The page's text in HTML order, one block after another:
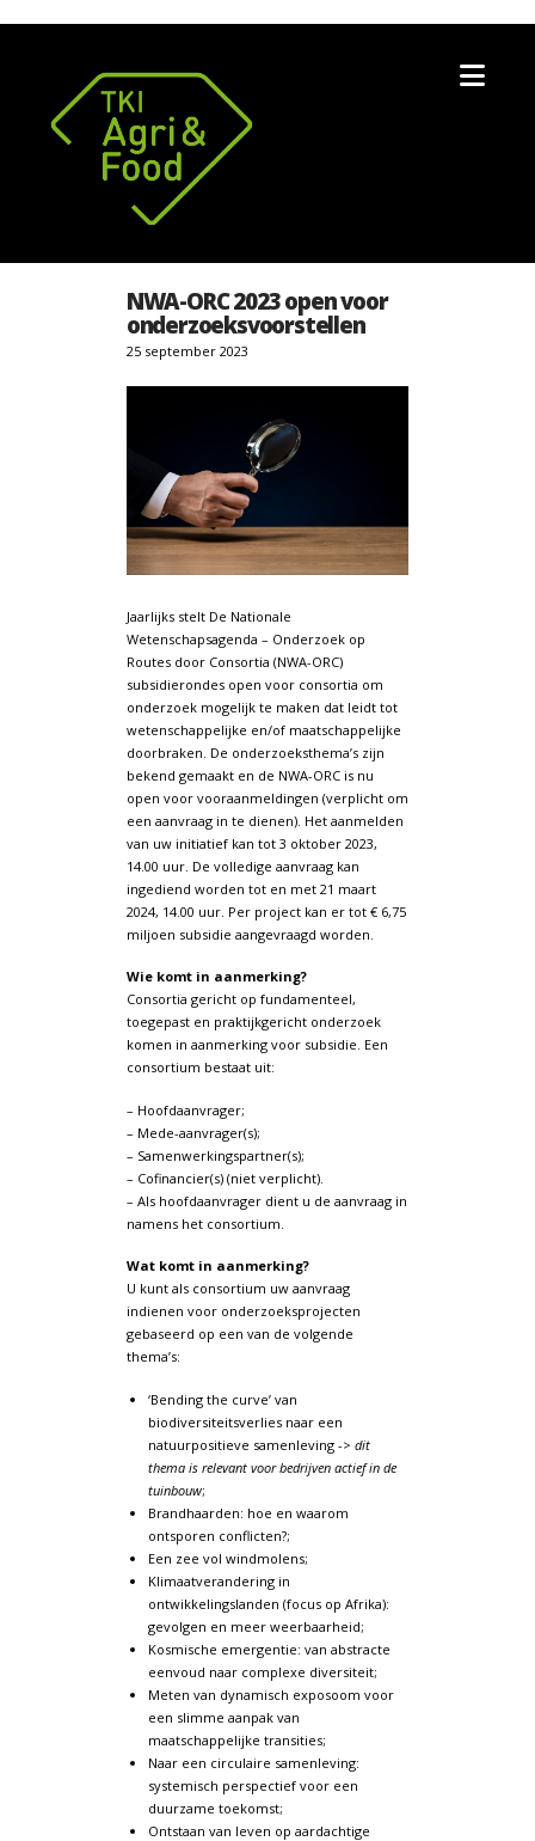
NWA-ORC 2023 open voor
onderzoeksvoorstellen
25 september 2023
Jaarlijks stelt De Nationale
Wetenschapsagenda – Onderzoek op
Routes door Consortia (NWA-ORC)
subsidierondes open voor consortia om
onderzoek mogelijk te maken dat leidt tot
wetenschappelijke en/of maatschappelijke
doorbraken. De onderzoeksthema’s zijn
bekend gemaakt en de NWA-ORC is nu
open voor vooraanmeldingen (verplicht om
een aanvraag in te dienen). Het aanmelden
van uw initiatief kan tot 3 oktober 2023,
14.00 uur. De volledige aanvraag kan
ingediend worden tot en met 21 maart
2024, 14.00 uur. Per project kan er tot € 6,75
miljoen subsidie aangevraagd worden.
Wie komt in aanmerking?
Consortia gericht op fundamenteel,
toegepast en praktijkgericht onderzoek
komen in aanmerking voor subsidie. Een
consortium bestaat uit:
– Hoofdaanvrager;
– Mede-aanvrager(s);
– Samenwerkingspartner(s);
– Cofinancier(s) (niet verplicht).
– Als hoofdaanvrager dient u de aanvraag in
namens het consortium.
Wat komt in aanmerking?
U kunt als consortium uw aanvraag
indienen voor onderzoeksprojecten
gebaseerd op een van de volgende
thema’s:
‘Bending the curve’ van
biodiversiteitsverlies naar een
natuurpositieve samenleving -> dit
thema is relevant voor bedrijven actief in de
tuinbouw;
Brandhaarden: hoe en waarom
ontsporen conflicten?;
Een zee vol windmolens;
Klimaatverandering in
ontwikkelingslanden (focus op Afrika):
gevolgen en meer weerbaarheid;
Kosmische emergentie: van abstracte
eenvoud naar complexe diversiteit;
Meten van dynamisch exposoom voor
een slimme aanpak van
maatschappelijke transities;
Naar een circulaire samenleving:
systemisch perspectief voor een
duurzame toekomst;
Ontstaan van leven op aardachtige